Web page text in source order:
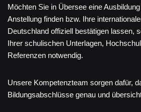
Möchten Sie in Übersee eine
Anstellung finden bzw. Ihre
Deutschland offiziell bestätigen lassen,
Ihrer schulischen Unterlagen,
Referenzen notwendig.
Unsere Kompetenzteam sorgen dafür,
Bildungsabschlüsse genau und